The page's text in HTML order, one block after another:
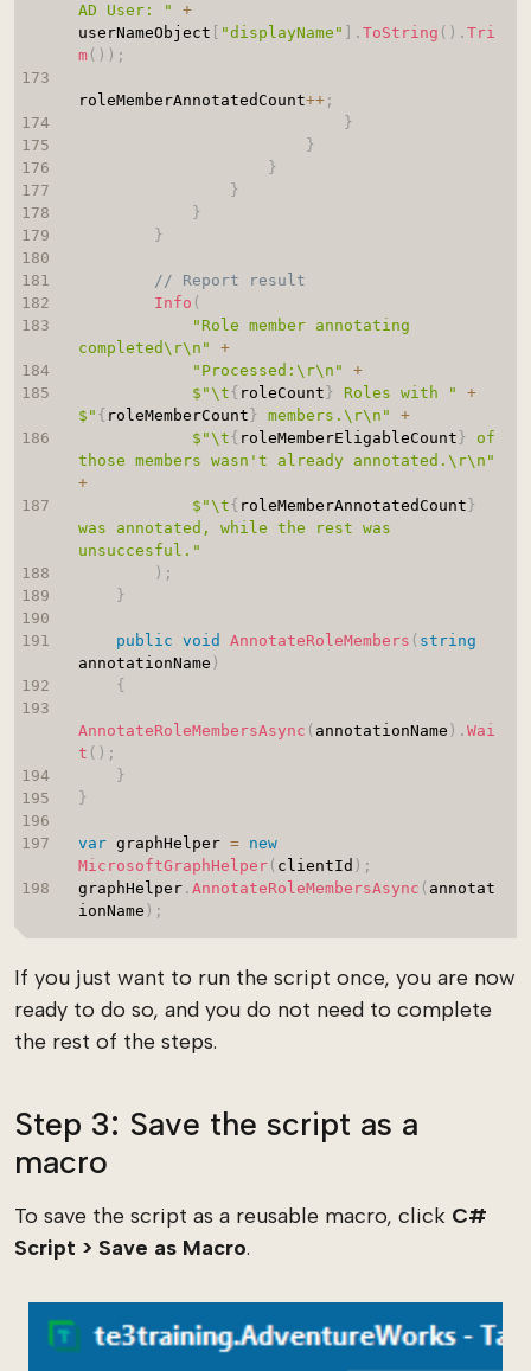
AD User: "
+
userNameObject
"displayName" . ToString ( ) . Tri
m( ) ) ;
roleMemberAnnotatedCount++;
}
}
}
}
}
}
// Report result
Info (
"Role member annotating
completed\r\n"
+
"Processed:\r\n"
+
$"\t{ roleCount } Roles with "
+
$" { roleMemberCount } members.\r\n"
+
$"\t{ roleMemberEligableCount } of
those members wasn't already annotated.\r\n"
+
$"\t{ roleMemberAnnotatedCount }
was annotated, while the rest was
unsuccesful."
) ;
}
public void AnnotateRoleMembers ( string
annotationName )
{
AnnotateRoleMembersAsync ( annotationName ) . Wai
t ( ) ;
}
}
var graphHelper =
new
MicrosoftGraphHelper( clientId ) ;
graphHelper. AnnotateRoleMembersAsync ( annotat
ionName ) ;
If you just want to run the script once, you are now
ready to do so, and you do not need to complete
the rest of the steps.
Step 3: Save the script as a
macro
To save the script as a reusable macro, click C#
Script > Save as Macro.